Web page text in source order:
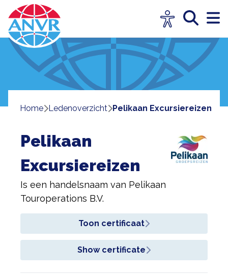
Home ledenoverzicht Pelikaan Excursiereizen
Pelikaan
Excursiereizen
Is een handelsnaam van Pelikaan
Touroperations B.V.
Toon certificaat
Show certificate